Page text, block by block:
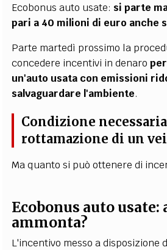
Ecobonus auto usate: si parte
pari a 40 milioni di euro anche
Parte martedì prossimo la
concedere incentivi in denaro
un'auto usata con emissioni
salvaguardare l'ambiente.
Condizione
rottamazione di un
Ma quanto si può ottenere di
Ecobonus auto usate:
ammonta?
L'incentivo messo a disposizione